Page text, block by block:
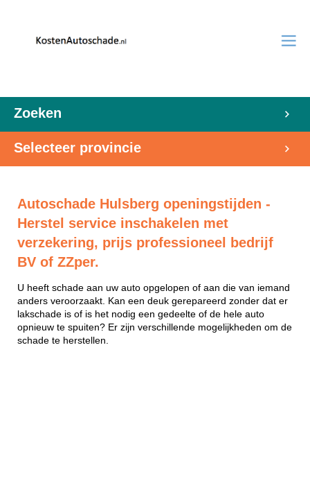
Zoeken
Selecteer provincie
Autoschade Hulsberg openingstijden -
Herstel service inschakelen met
verzekering, prijs professioneel bedrijf
BV of ZZper.
U heeft schade aan uw auto opgelopen of aan die van iemand
anders veroorzaakt. Kan een deuk gerepareerd zonder dat er
lakschade is of is het nodig een gedeelte of de hele auto
opnieuw te spuiten? Er zijn verschillende mogelijkheden om de
schade te herstellen.